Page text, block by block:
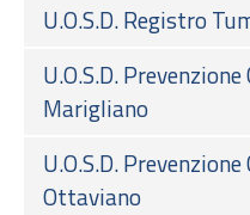
U.O.S.D. Registro
U.O.S.D.
Marigliano
U.O.S.D.
Ottaviano